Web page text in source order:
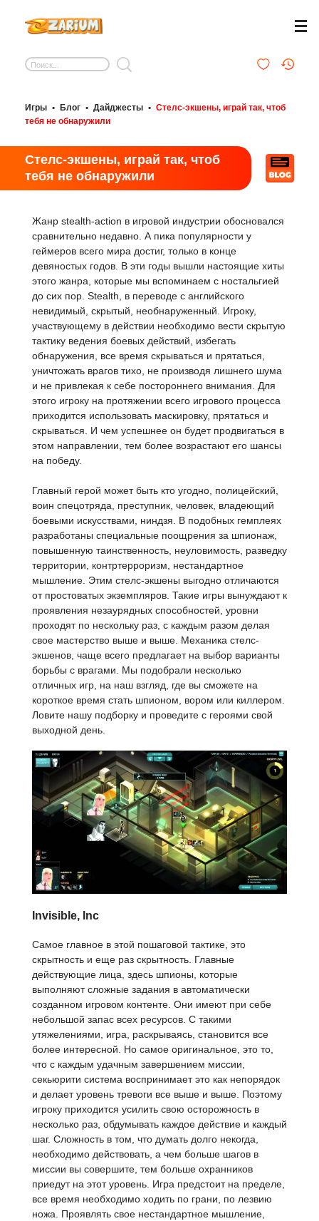
Игры • Блог • Дайджесты • Стелс-экшены, играй так, чтоб
тебя не обнаружили
Стелс-экшены, играй так, чтоб
тебя не обнаружили
Жанр stealth-action в игровой индустрии обосновался
сравнительно недавно. А пика популярности у
геймеров всего мира достиг, только в конце
девяностых годов. В эти годы вышли настоящие хиты
этого жанра, которые мы вспоминаем с ностальгией
до сих пор. Stealth, в переводе с английского
невидимый, скрытый, необнаруженный. Игроку,
участвующему в действии необходимо вести скрытую
тактику ведения боевых действий, избегать
обнаружения, все время скрываться и прятаться,
уничтожать врагов тихо, не производя лишнего шума
и не привлекая к себе постороннего внимания. Для
этого игроку на протяжении всего игрового процесса
приходится использовать маскировку, прятаться и
скрываться. И чем успешнее он будет продвигаться в
этом направлении, тем более возрастают его шансы
на победу.
Главный герой может быть кто угодно, полицейский,
воин спецотряда, преступник, человек, владеющий
боевыми искусствами, ниндзя. В подобных гемплеях
разработаны специальные поощрения за шпионаж,
повышенную таинственность, неуловимость, разведку
территории, контртерроризм, нестандартное
мышление. Этим стелс-экшены выгодно отличаются
от простоватых экземпляров. Такие игры вынуждают к
проявления незаурядных способностей, уровни
проходят по нескольку раз, с каждым разом делая
свое мастерство выше и выше. Механика стелс-
экшенов, чаще всего предлагает на выбор варианты
борьбы с врагами. Мы подобрали несколько
отличных игр, на наш взгляд, где вы сможете на
короткое время стать шпионом, вором или киллером.
Ловите нашу подборку и проведите с героями свой
выходной день.
Invisible, Inc
Самое главное в этой пошаговой тактике, это
скрытность и еще раз скрытность. Главные
действующие лица, здесь шпионы, которые
выполняют сложные задания в автоматически
созданном игровом контенте. Они имеют при себе
небольшой запас всех ресурсов. С такими
утяжелениями, игра, раскрываясь, становится все
более интересной. Но самое оригинальное, это то,
что с каждым удачным завершением миссии,
секьюрити система воспринимает это как непорядок
и делает уровень тревоги все выше и выше. Поэтому
игроку приходится усилить свою осторожность в
несколько раз, обдумывать каждое действие и каждый
шаг. Сложность в том, что думать долго некогда,
необходимо действовать, а чем больше шагов в
миссии вы совершите, тем больше охранников
приедут на этот уровень. Игра предстоит на пределе,
все время необходимо ходить по грани, по лезвию
ножа. Проявлять свое нестандартное мышление,